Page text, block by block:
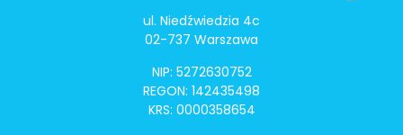
ul. Niedźwiedzia 4c
02-737 Warszawa
NIP: 5272630752
REGON: 142435498
KRS: 0000358654